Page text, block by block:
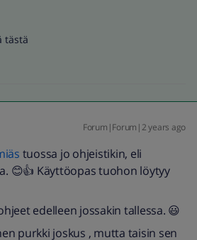
tästä
Forum|Forum|2 years ago
tuossa jo ohjeistikin, eli
😊👍 Käyttöopas tuohon löytyy
edelleen jossakin tallessa. 😃
purkki joskus , mutta taisin sen